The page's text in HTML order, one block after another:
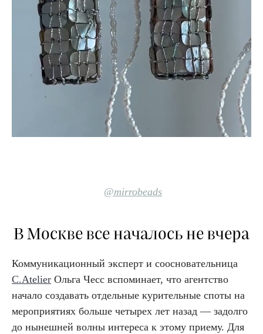
@mirrobeads
В Москве все началось не вчера
Коммуникационный эксперт и соосновательница
C.Atelier Ольга Чесс вспоминает, что агентство
начало создавать отдельные курительные споты на
мероприятиях больше четырех лет назад — задолго
до нынешней волны интереса к этому приему. Для